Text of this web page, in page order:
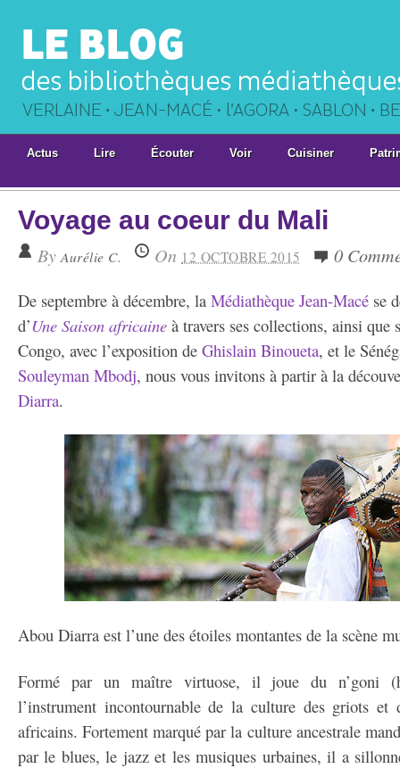
Actus Lire Écouter Voir Cuisiner
Voyage au coeur du Mali
By Aurélie C. On 12 OCTOBRE 2015 0
De septembre à décembre, la Médiathèque Jean-Macé se
d’Une Saison africaine à travers ses collections, ainsi que
Congo, avec l’exposition de Ghislain Binoueta, et le
Souleyman Mbodj, nous vous invitons à partir à la
Diarra.
Abou Diarra est l’une des étoiles montantes de la scène
Formé par un maître virtuose, il joue du n’goni
l’instrument incontournable de la culture des griots et
africains. Fortement marqué par la culture ancestrale
par le blues, le jazz et les musiques urbaines, il a